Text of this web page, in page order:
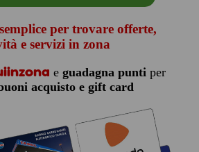
per trovare offerte,
e servizi in zona
e guadagna puntiper
acquisto e gift card